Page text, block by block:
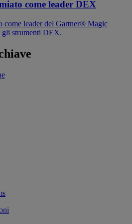
come leader DEX
come leader del Gartner® Magic
strumenti DEX.